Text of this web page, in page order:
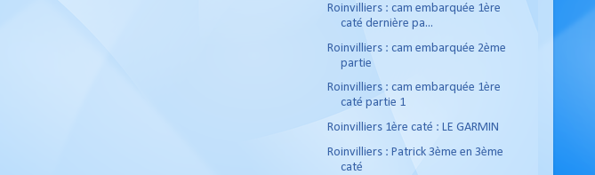
Roinvilliers : cam embarquée 1ère
caté dernière pa...
Roinvilliers : cam embarquée 2ème
partie
Roinvilliers : cam embarquée 1ère
caté partie 1
Roinvilliers 1ère caté : LE GARMIN
Roinvilliers : Patrick 3ème en 3ème
caté